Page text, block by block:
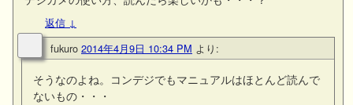
返信 ↓
fukuro 2014年4月9日 10:34 PM より:
そうなのよね。コンデジでもマニュアルはほとんど読んで
ないもの・・・